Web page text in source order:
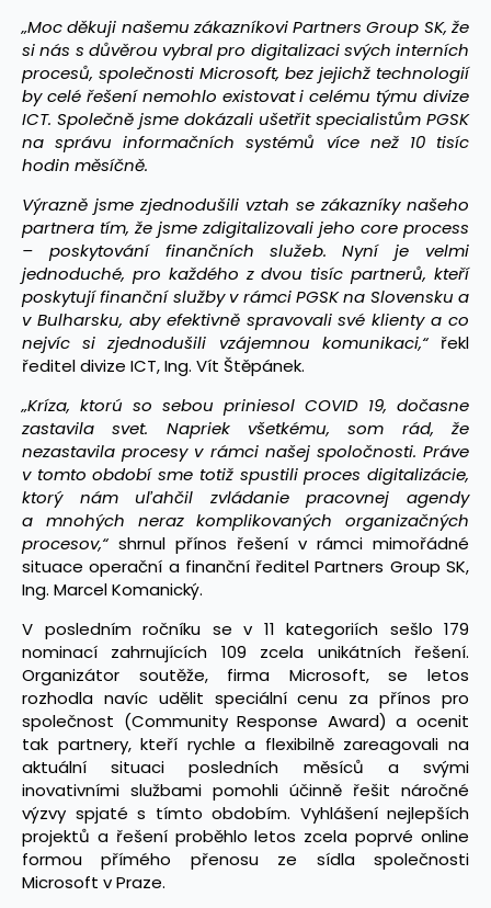
„Moc děkuji našemu zákazníkovi Partners Group SK, že
si nás s důvěrou vybral pro digitalizaci svých interních
procesů, společnosti Microsoft, bez jejichž technologií
by celé řešení nemohlo existovat i celému týmu divize
ICT. Společně jsme dokázali ušetřit specialistům PGSK
na správu informačních systémů více než 10 tisíc
hodin měsíčně.
Výrazně jsme zjednodušili vztah se zákazníky našeho
partnera tím, že jsme zdigitalizovali jeho core process
– poskytování finančních služeb. Nyní je velmi
jednoduché, pro každého z dvou tisíc partnerů, kteří
poskytují finanční služby v rámci PGSK na Slovensku a
v Bulharsku, aby efektivně spravovali své klienty a co
nejvíc si zjednodušili vzájemnou komunikaci,“řekl
ředitel divize ICT, Ing. Vít Štěpánek.
„Kríza, ktorú so sebou priniesol COVID 19, dočasne
zastavila svet. Napriek všetkému, som rád, že
nezastavila procesy v rámci našej spoločnosti. Práve
v tomto období sme totiž spustili proces digitalizácie,
ktorý nám uľahčil zvládanie pracovnej agendy
a mnohých neraz komplikovaných organizačných
procesov,“ shrnul přínos řešení v rámci mimořádné
situace operační a finanční ředitel Partners Group SK,
Ing. Marcel Komanický.
V posledním ročníku se v 11 kategoriích sešlo 179
nominací zahrnujících 109 zcela unikátních řešení.
Organizátor soutěže, firma Microsoft, se letos
rozhodla navíc udělit speciální cenu za přínos pro
společnost (Community Response Award) a ocenit
tak partnery, kteří rychle a flexibilně zareagovali na
aktuální situaci posledních měsíců a svými
inovativními službami pomohli účinně řešit náročné
výzvy spjaté s tímto obdobím. Vyhlášení nejlepších
projektů a řešení proběhlo letos zcela poprvé online
formou přímého přenosu ze sídla společnosti
Microsoft v Praze.